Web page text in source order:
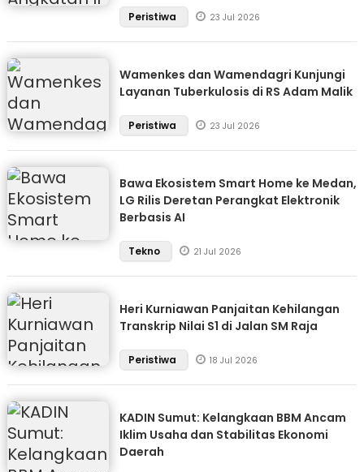
Peristiwa 23 Jul 2026
Wamenkes dan Wamendagri Kunjungi
Layanan Tuberkulosis di RS Adam Malik
Peristiwa 23 Jul 2026
Bawa Ekosistem Smart Home ke Medan,
LG Rilis Deretan Perangkat Elektronik
Berbasis AI
Tekno 21 Jul 2026
Heri Kurniawan Panjaitan Kehilangan
Transkrip Nilai S1 di Jalan SM Raja
Peristiwa 18 Jul 2026
KADIN Sumut: Kelangkaan BBM Ancam
Iklim Usaha dan Stabilitas Ekonomi
Daerah